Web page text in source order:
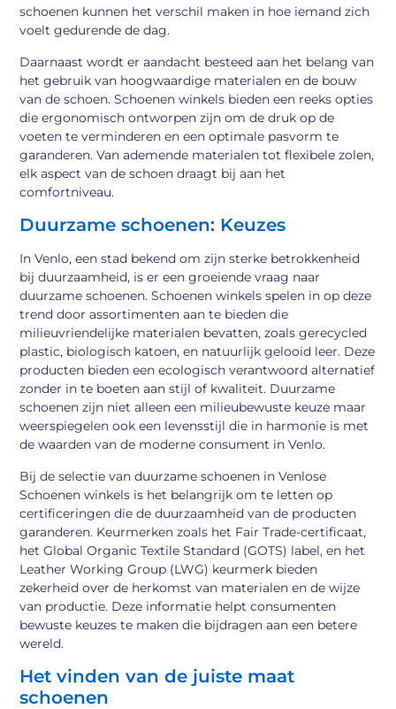
schoenen kunnen het verschil maken in hoe iemand zich
voelt gedurende de dag.
Daarnaast wordt er aandacht besteed aan het belang van
het gebruik van hoogwaardige materialen en de bouw
van de schoen. Schoenen winkels bieden een reeks opties
die ergonomisch ontworpen zijn om de druk op de
voeten te verminderen en een optimale pasvorm te
garanderen. Van ademende materialen tot flexibele zolen,
elk aspect van de schoen draagt bij aan het
comfortniveau.
Duurzame schoenen: Keuzes
In Venlo, een stad bekend om zijn sterke betrokkenheid
bij duurzaamheid, is er een groeiende vraag naar
duurzame schoenen. Schoenen winkels spelen in op deze
trend door assortimenten aan te bieden die
milieuvriendelijke materialen bevatten, zoals gerecycled
plastic, biologisch katoen, en natuurlijk gelooid leer. Deze
producten bieden een ecologisch verantwoord alternatief
zonder in te boeten aan stijl of kwaliteit. Duurzame
schoenen zijn niet alleen een milieubewuste keuze maar
weerspiegelen ook een levensstijl die in harmonie is met
de waarden van de moderne consument in Venlo.
Bij de selectie van duurzame schoenen in Venlose
Schoenen winkels is het belangrijk om te letten op
certificeringen die de duurzaamheid van de producten
garanderen. Keurmerken zoals het Fair Trade-certificaat,
het Global Organic Textile Standard (GOTS) label, en het
Leather Working Group (LWG) keurmerk bieden
zekerheid over de herkomst van materialen en de wijze
van productie. Deze informatie helpt consumenten
bewuste keuzes te maken die bijdragen aan een betere
wereld.
Het vinden van de juiste maat
schoenen